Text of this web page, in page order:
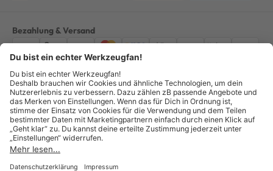
Bezahlung & Versand
ImpressumAGBDatenschutzWiderruf Vertrag widerrufen
Alle Preise verstehen sich inkl. ges. MwSt. *Kostenloser Versand innerhalb
Deutschlands, bei Bestellungen ab 100,00 Euro.
© Copyright 2026 GOTOOLS GmbH - Alle Rechte vorbehalten. powered by
createyourtemplate